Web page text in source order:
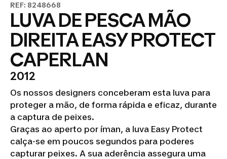
REF: 8248668
LUVA DE PESCA MÃO
DIREITA EASY PROTECT
CAPERLAN
2012
Os nossos designers conceberam esta luva para
proteger a mão, de forma rápida e eficaz, durante
a captura de peixes.
Graças ao aperto por íman, a luva Easy Protect
calça-se em poucos segundos para poderes
capturar peixes. A sua aderência assegura uma